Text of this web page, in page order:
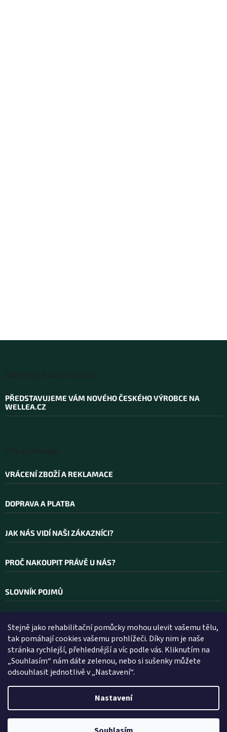
Stejně jako rehabilitační pomůcky mohou ulevit vašemu tělu,
tak pomáhají cookies vašemu prohlížeči. Díky nim je naše
stránka rychlejší, přehlednější a víc podle vás. Kliknutím na
„Souhlasím“ nám dáte zelenou, nebo si sušenky můžete
odsouhlasit jednotlivě v „Nastavení“.
Nastavení
PŘEDSTAVUJEME VÁM NOVÉHO ČESKÉHO VÝROBCE NA
WELLEA.CZ
VRÁCENÍ ZBOŽÍ A REKLAMACE
DOPRAVA A PLATBA
JAK NÁS VIDÍ NAŠI ZÁKAZNÍCI?
PROČ NAKOUPIT PRÁVĚ U NÁS?
SLOVNÍK POJMŮ
Kontakt
INFO@WELLEA.CZ
800 200 900
602 112 602
Vytvořil Shoptet